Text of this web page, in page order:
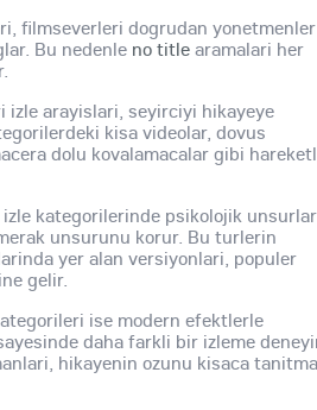
filmseverleri dogrudan
Bu nedenle no title aramalari her
izle arayislari, seyirciyi hikayeye
kisa videolar, dovus
dolu kovalamacalar gibi
kategorilerinde psikolojik unsurlar
unsurunu korur. Bu turlerin
yer alan versiyonlari, populer
gelir.
ise modern efektlerle
daha farkli bir izleme
hikayenin ozunu kisaca